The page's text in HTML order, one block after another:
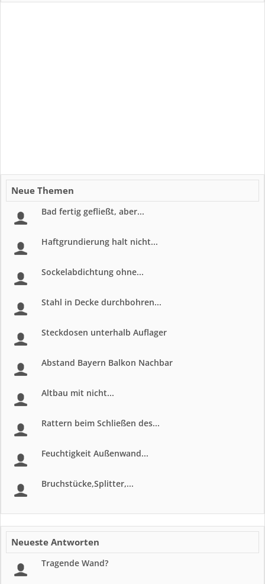
Neue Themen
Bad fertig gefließt, aber...
Haftgrundierung halt nicht...
Sockelabdichtung ohne...
Stahl in Decke durchbohren...
Steckdosen unterhalb Auflager
Abstand Bayern Balkon Nachbar
Altbau mit nicht...
Rattern beim Schließen des...
Feuchtigkeit Außenwand...
Bruchstücke,Splitter,...
Neueste Antworten
Tragende Wand?